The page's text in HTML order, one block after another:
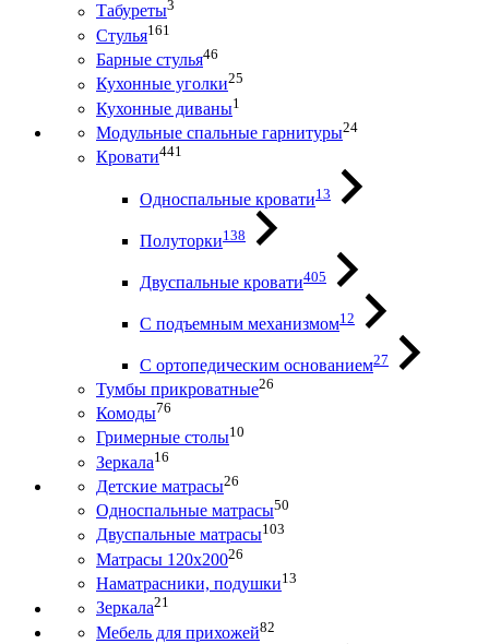
Табуреты3
Стулья161
Барные стулья46
Кухонные уголки25
Кухонные диваны1
Модульные спальные гарнитуры24
Кровати441
Односпальные кровати13
Полуторки138
Двуспальные кровати405
С подъемным механизмом12
С ортопедическим основанием27
Тумбы прикроватные26
Комоды76
Гримерные столы10
Зеркала16
Детские матрасы26
Односпальные матрасы50
Двуспальные матрасы103
Матрасы 120х20026
Наматрасники, подушки13
Зеркала21
Мебель для прихожей82